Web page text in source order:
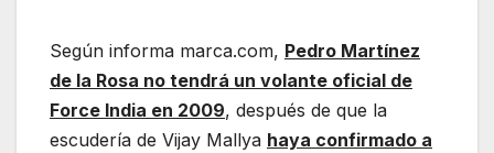
Según informa marca.com, Pedro Martínez
de la Rosa no tendrá un volante oficial de
Force India en 2009, después de que la
escudería de Vijay Mallya haya confirmado a